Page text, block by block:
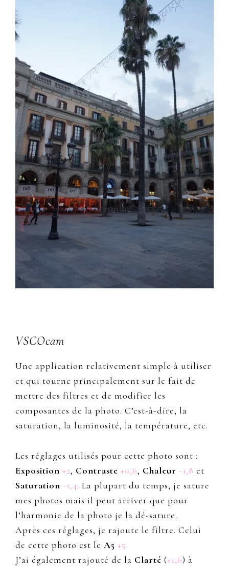
VSCOcam
Une application relativement simple à utiliser
et qui tourne principalement sur le fait de
mettre des filtres et de modifier les
composantes de la photo. C’est-à-dire, la
saturation, la luminosité, la température, etc.
Les réglages utilisés pour cette photo sont :
Exposition +2, Contraste +0,6, Chaleur -1,8 et
Saturation -1,4. La plupart du temps, je sature
mes photos mais il peut arriver que pour
l’harmonie de la photo je la dé-sature.
Après ces réglages, je rajoute le filtre. Celui
de cette photo est le A5 +5.
J’ai également rajouté de la Clarté (+1,6) à